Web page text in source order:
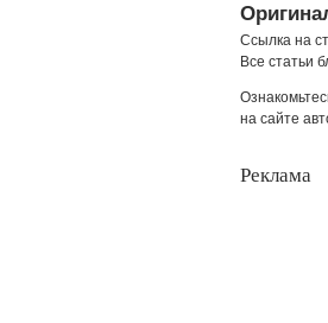
Ссылка на
Все статьи
на сайте
Реклама